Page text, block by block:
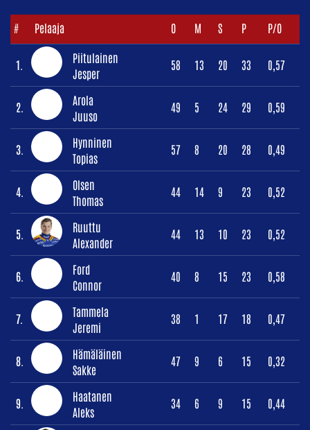
# Pelaaja O M S P P/O
1.
Piitulainen
Jesper
58 13 20 33 0,57
2.
Arola
Juuso
49 5 24 29 0,59
3.
Hynninen
Topias
57 8 20 28 0,49
4.
Olsen
Thomas
44 14 9 23 0,52
5.
Ruuttu
Alexander
44 13 10 23 0,52
6.
Ford
Connor
40 8 15 23 0,58
7.
Tammela
Jeremi
38 1 17 18 0,47
8.
Hämäläinen
Sakke
47 9 6 15 0,32
9.
Haatanen
Aleks
34 6 9 15 0,44